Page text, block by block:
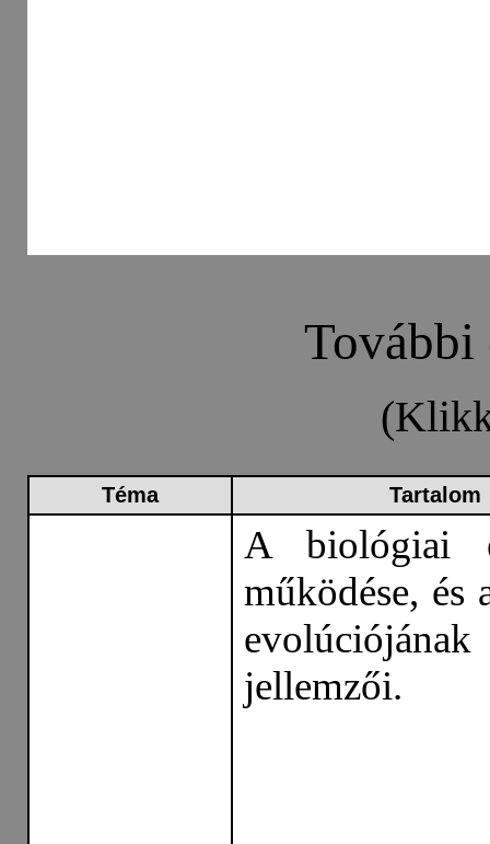
Téma Tartalom
A biológiai
működése, és
evolúciójának
jellemzői.